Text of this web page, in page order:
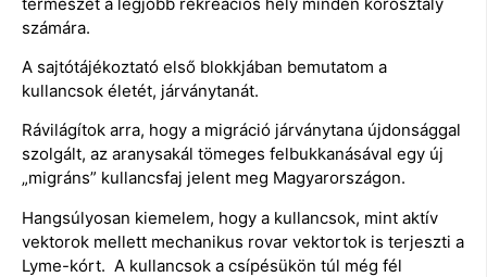
számára.
A sajtótájékoztató első blokkjában bemutatom a
kullancsok életét, járványtanát.
Rávilágítok arra, hogy a migráció járványtana újdonsággal
szolgált, az aranysakál tömeges felbukkanásával egy új
„migráns” kullancsfaj jelent meg Magyarországon.
Hangsúlyosan kiemelem, hogy a kullancsok, mint aktív
vektorok mellett mechanikus rovar vektortok is terjeszti a
Lyme-kórt. A kullancsok a csípésükön túl még fél